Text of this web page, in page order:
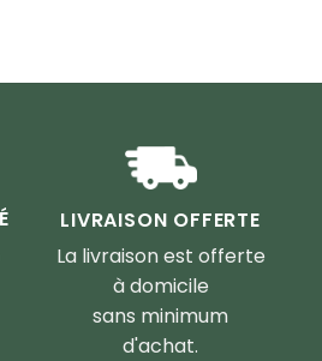
LIVRAISON OFFERTE
La livraison est offerte
à domicile
sans minimum
d'achat.